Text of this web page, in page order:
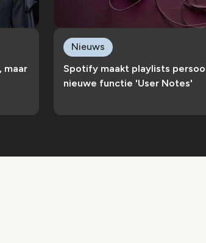
maar
Spotify maakt playlists
nieuwe functie 'User Notes'
Nieuws